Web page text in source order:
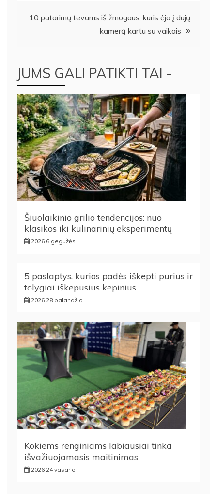
įrašų
10 patarimų tevams iš žmogaus, kuris ėjo į dujų
kamerą kartu su vaikais
JUMS GALI PATIKTI TAI -
Šiuolaikinio grilio tendencijos: nuo
klasikos iki kulinarinių eksperimentų
2026 6 gegužės
5 paslaptys, kurios padės iškepti purius ir
tolygiai iškepusius kepinius
2026 28 balandžio
Kokiems renginiams labiausiai tinka
išvažiuojamasis maitinimas
2026 24 vasario